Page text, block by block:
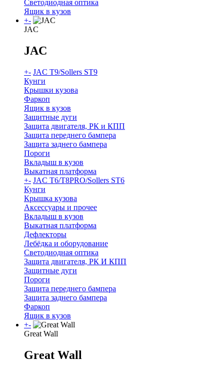
Светодиодная оптика
Ящик в кузов
+-
JAC
JAC
+- JAC T9/Sollers ST9
Кунги
Крышки кузова
Фаркоп
Ящик в кузов
Защитные дуги
Защита двигателя, РК и КПП
Защита переднего бампера
Защита заднего бампера
Пороги
Вкладыш в кузов
Выкатная платформа
+- JAC T6/T8PRO/Sollers ST6
Кунги
Крышка кузова
Аксессуары и прочее
Вкладыш в кузов
Выкатная платформа
Дефлекторы
Лебёдка и оборудование
Светодиодная оптика
Защита двигателя, РК И КПП
Защитные дуги
Пороги
Защита переднего бампера
Защита заднего бампера
Фаркоп
Ящик в кузов
+-
Great Wall
Great Wall